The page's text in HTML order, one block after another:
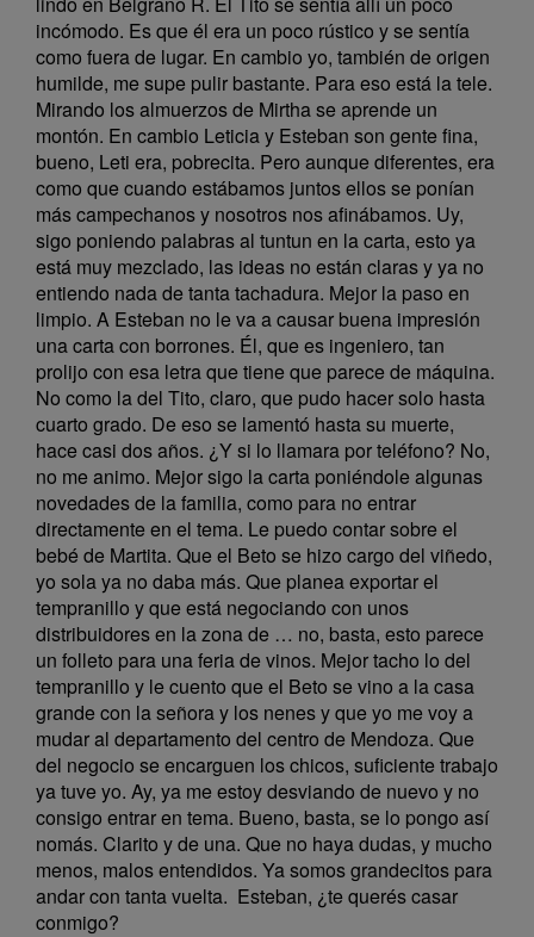
incómodo. Es que él era un poco rústico y se sentía
como fuera de lugar. En cambio yo, también de origen
humilde, me supe pulir bastante. Para eso está la tele.
Mirando los almuerzos de Mirtha se aprende un
montón. En cambio Leticia y Esteban son gente fina,
bueno, Leti era, pobrecita. Pero aunque diferentes, era
como que cuando estábamos juntos ellos se ponían
más campechanos y nosotros nos afinábamos. Uy,
sigo poniendo palabras al tuntun en la carta, esto ya
está muy mezclado, las ideas no están claras y ya no
entiendo nada de tanta tachadura. Mejor la paso en
limpio. A Esteban no le va a causar buena impresión
una carta con borrones. Él, que es ingeniero, tan
prolijo con esa letra que tiene que parece de máquina.
No como la del Tito, claro, que pudo hacer solo hasta
cuarto grado. De eso se lamentó hasta su muerte,
hace casi dos años. ¿Y si lo llamara por teléfono? No,
no me animo. Mejor sigo la carta poniéndole algunas
novedades de la familia, como para no entrar
directamente en el tema. Le puedo contar sobre el
bebé de Martita. Que el Beto se hizo cargo del viñedo,
yo sola ya no daba más. Que planea exportar el
tempranillo y que está negociando con unos
distribuidores en la zona de … no, basta, esto parece
un folleto para una feria de vinos. Mejor tacho lo del
tempranillo y le cuento que el Beto se vino a la casa
grande con la señora y los nenes y que yo me voy a
mudar al departamento del centro de Mendoza. Que
del negocio se encarguen los chicos, suficiente trabajo
ya tuve yo. Ay, ya me estoy desviando de nuevo y no
consigo entrar en tema. Bueno, basta, se lo pongo así
nomás. Clarito y de una. Que no haya dudas, y mucho
menos, malos entendidos. Ya somos grandecitos para
andar con tanta vuelta. Esteban, ¿te querés casar
conmigo?